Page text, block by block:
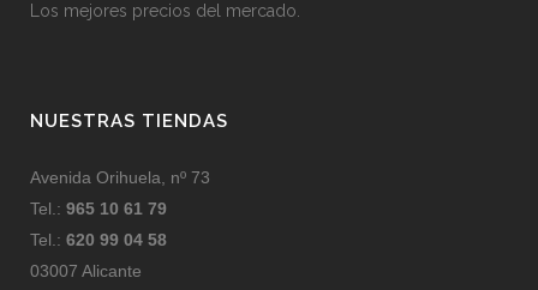
Los mejores precios del mercado.
NUESTRAS TIENDAS
Avenida Orihuela, nº 73
Tel.: 965 10 61 79
Tel.: 620 99 04 58
03007 Alicante